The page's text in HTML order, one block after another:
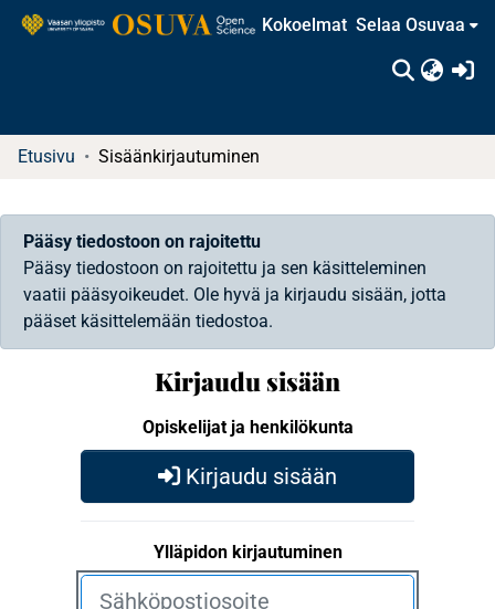
Kokoelmat Selaa Osuvaa
Etusivu Sisäänkirjautuminen
Pääsy tiedostoon on rajoitettu
Pääsy tiedostoon on rajoitettu ja sen käsitteleminen
vaatii pääsyoikeudet. Ole hyvä ja kirjaudu sisään, jotta
pääset käsittelemään tiedostoa.
Kirjaudu sisään
Opiskelijat ja henkilökunta
Kirjaudu sisään
Ylläpidon kirjautuminen